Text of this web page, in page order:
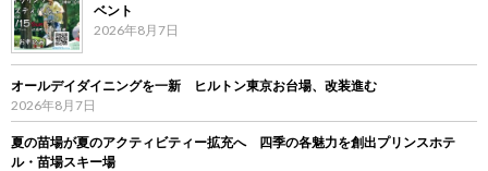
ベント
2026年8月7日
オールデイダイニングを一新 ヒルトン東京お台場、改装進む
2026年8月7日
夏の苗場が夏のアクティビティー拡充へ 四季の各魅力を創出プリンスホテ
ル・苗場スキー場